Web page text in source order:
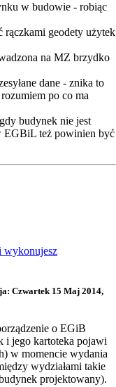
w budowie - robiąc
rączkami geodety użytek
na MZ brzydko
dane - znika to
po co ma
budynek nie jest
też powinien być
wykonujesz
: Czwartek 15 Maj 2014,
o EGiB
i jego kartoteka pojawi
w momencie wydania
wydziałami takie
projektowany).